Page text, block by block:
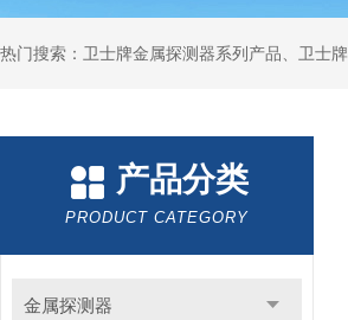
热门搜索：卫士牌金属探测器系列产品、卫士牌
产品分类
PRODUCT CATEGORY
金属探测器